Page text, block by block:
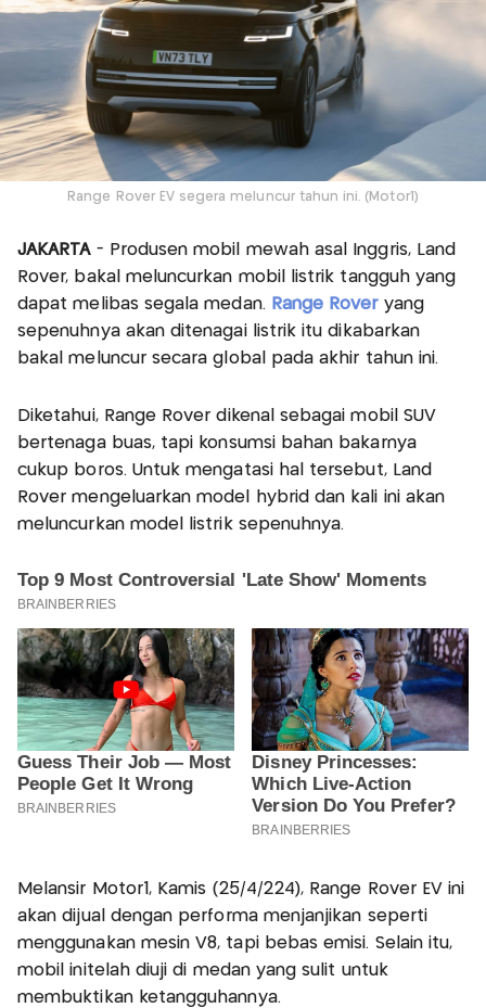
Range Rover EV segera meluncur tahun ini. (Motor1)
JAKARTA - Produsen mobil mewah asal Inggris, Land
Rover, bakal meluncurkan mobil listrik tangguh yang
dapat melibas segala medan.
Range Roveryang
sepenuhnya akan ditenagai listrik itu dikabarkan
bakal meluncur secara global pada akhir tahun ini.
Diketahui, Range Rover dikenal sebagai mobil SUV
bertenaga buas, tapi konsumsi bahan bakarnya
cukup boros. Untuk mengatasi hal tersebut, Land
Rover mengeluarkan model hybrid dan kali ini akan
meluncurkan model listrik sepenuhnya.
Melansir Motor1, Kamis (25/4/224), Range Rover EV ini
akan dijual dengan performa menjanjikan seperti
menggunakan mesin V8, tapi bebas emisi. Selain itu,
mobil initelah diuji di medan yang sulit untuk
membuktikan ketangguhannya.